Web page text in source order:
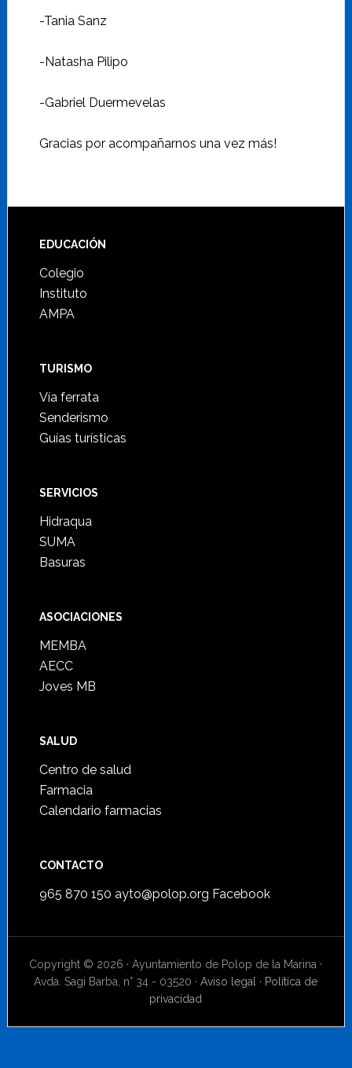
-Tania Sanz
-Natasha Pilipo
-Gabriel Duermevelas
Gracias por acompañarnos una vez más!
Footer
EDUCACIÓN
Colegio
Instituto
AMPA
TURISMO
Vía ferrata
Senderismo
Guías turísticas
SERVICIOS
Hidraqua
SUMA
Basuras
ASOCIACIONES
MEMBA
AECC
Joves MB
SALUD
Centro de salud
Farmacia
Calendario farmacias
CONTACTO
965 870 150 ayto@polop.org Facebook
Copyright © 2026 · Ayuntamiento de Polop de la Marina ·
Avda. Sagi Barba, n° 34 - 03520 ·Aviso legal · Política de
privacidad